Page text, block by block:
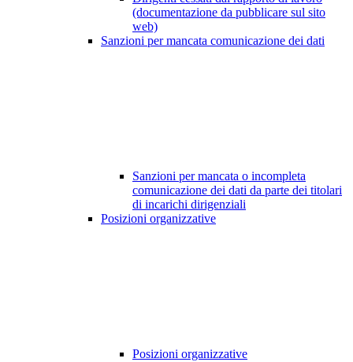
(documentazione da pubblicare sul sito
web)
Sanzioni per mancata comunicazione dei dati
Sanzioni per mancata o incompleta
comunicazione dei dati da parte dei titolari
di incarichi dirigenziali
Posizioni organizzative
Posizioni organizzative